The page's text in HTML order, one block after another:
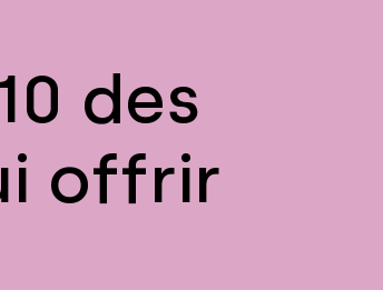
des
offrir